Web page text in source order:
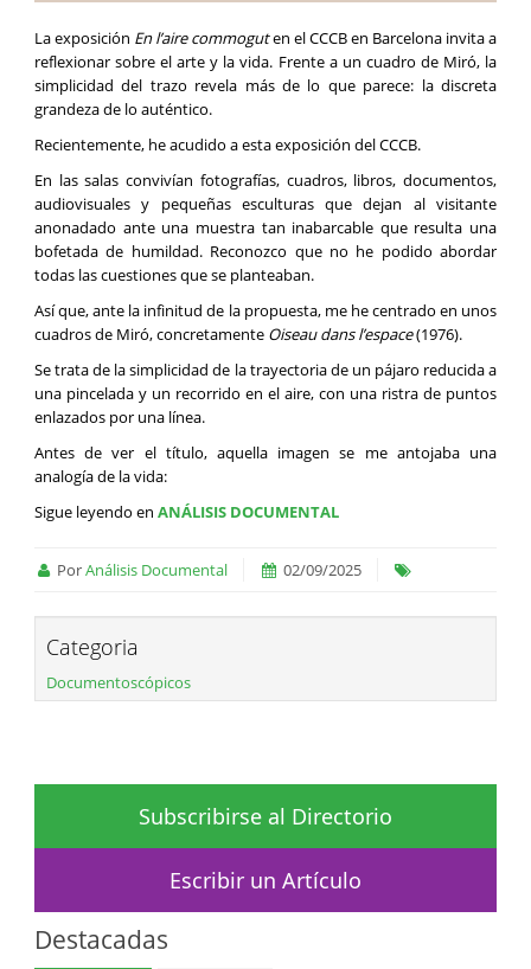
La exposición En l’aire commoguten el CCCB en Barcelona invita a
reflexionar sobre el arte y la vida. Frente a un cuadro de Miró, la
simplicidad del trazo revela más de lo que parece: la discreta
grandeza de lo auténtico.
Recientemente, he acudido a esta exposición del CCCB.
En las salas convivían fotografías, cuadros, libros, documentos,
audiovisuales y pequeñas esculturas que dejan al visitante
anonadado ante una muestra tan inabarcable que resulta una
bofetada de humildad. Reconozco que no he podido abordar
todas las cuestiones que se planteaban.
Así que, ante la infinitud de la propuesta, me he centrado en unos
cuadros de Miró, concretamente Oiseau dans l’espace(1976).
Se trata de la simplicidad de la trayectoria de un pájaro reducida a
una pincelada y un recorrido en el aire, con una ristra de puntos
enlazados por una línea.
Antes de ver el título, aquella imagen se me antojaba una
analogía de la vida:
Sigue leyendo en ANÁLISIS DOCUMENTAL
PorAnálisis Documental 02/09/2025
Categoria
Documentoscópicos
Subscribirse al Directorio
Escribir un Artículo
Destacadas